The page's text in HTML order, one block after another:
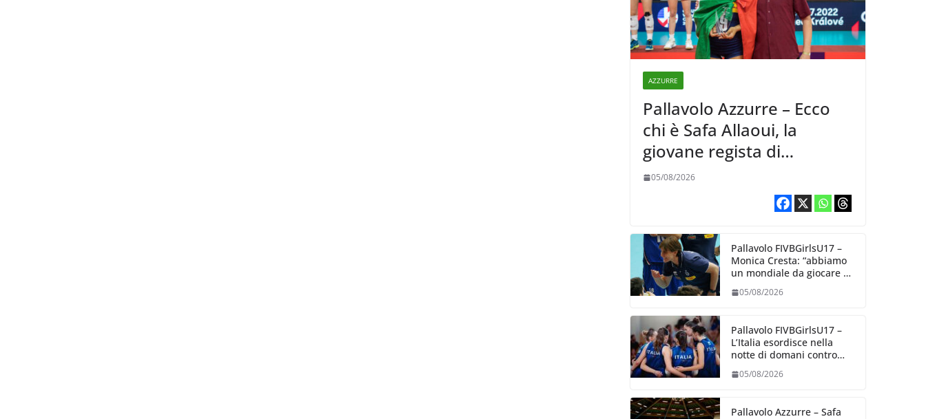
AZZURRE
Pallavolo Azzurre – Ecco
chi è Safa Allaoui, la
giovane regista di
Bergamo convocata al
collegiale di Cavalese
05/08/2026
Pallavolo FIVBGirlsU17 –
Monica Cresta: “abbiamo
un mondiale da giocare al
capacità”
05/08/2026
Pallavolo FIVBGirlsU17 –
L’Italia esordisce nella
notte di domani contro
05/08/2026
Pallavolo Azzurre – Safa